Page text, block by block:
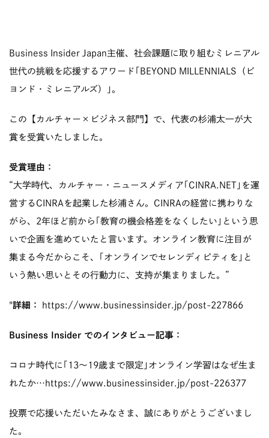
Business Insider Japan主催、社会課題に取り組むミレニアル
世代の挑戦を応援するアワード｢BEYOND MILLENNIALS（ビ
ヨンド・ミレニアルズ）｣。
この【カルチャー×ビジネス部門】で、代表の杉浦太一が大
賞を受賞いたしました。
受賞理由：
“大学時代、カルチャー・ニュースメディア｢CINRA.NET｣を運
営するCINRAを起業した杉浦さん。CINRAの経営に携わりな
がら、2年ほど前から｢教育の機会格差をなくしたい｣という思
いで企画を進めていたと言います。オンライン教育に注目が
集まる今だからこそ、｢オンラインでセレンディピティを｣と
いう熱い思いとその行動力に、支持が集まりました。”
"詳細： https://www.businessinsider.jp/post-227866
Business Insider でのインタビュー記事：
コロナ時代に｢13〜19歳まで限定｣オンライン学習はなぜ生ま
れたか… https://www.businessinsider.jp/post-226377
投票で応援いただいたみなさま、誠にありがとうございまし
た。